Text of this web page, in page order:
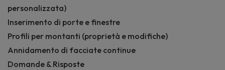
personalizzata)
Inserimento di porte e finestre
Profili per montanti (proprietà e modifiche)
Annidamento di facciate continue
Domande & Risposte